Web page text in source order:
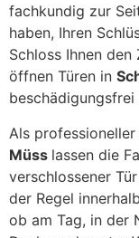
fachkundig zur
haben, Ihren
Schloss Ihnen
öffnen Türen in
Als
Müss lassen die
verschlossener
der Regel
ob am Tag, in der